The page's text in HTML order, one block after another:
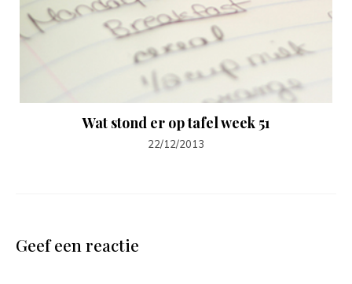
Wat stond er op tafel week 51
22/12/2013
Geef een reactie